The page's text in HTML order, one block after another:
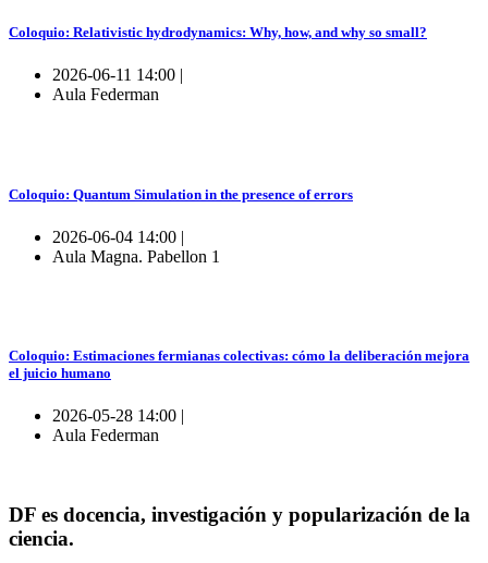
Coloquio: Relativistic hydrodynamics: Why, how, and why so small?
2026-06-11 14:00 |
Aula Federman
Coloquio: Quantum Simulation in the presence of errors
2026-06-04 14:00 |
Aula Magna. Pabellon 1
Coloquio: Estimaciones fermianas colectivas: cómo la deliberación mejora
el juicio humano
2026-05-28 14:00 |
Aula Federman
DF es docencia, investigación y popularización de la
ciencia.